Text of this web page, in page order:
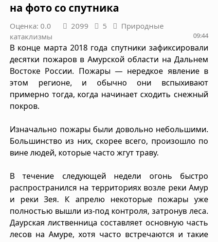
на фото со спутника
Оценка: 0.0 2099 5
Природные
катаклизмы
09:44
В конце марта 2018 года спутники зафиксировали
десятки пожаров в Амурской области на Дальнем
Востоке России. Пожары — нередкое явление в
этом регионе, и обычно они вспыхивают
примерно тогда, когда начинает сходить снежный
покров.
Изначально пожары были довольно небольшими.
Большинство из них, скорее всего, произошло по
вине людей, которые часто жгут траву.
В течение следующей недели огонь быстро
распространился на территориях возле реки Амур
и реки Зея. К апрелю некоторые пожары уже
полностью вышли из-под контроля, затронув леса.
Даурская лиственница составляет основную часть
лесов на Амуре, хотя часто встречаются и такие